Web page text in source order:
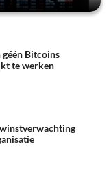
Bitcoins
te werken